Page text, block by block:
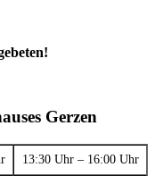
Gerzen
13:30 Uhr – 16:00 Uhr